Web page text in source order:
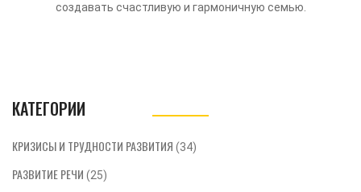
создавать счастливую и гармоничную семью.
КАТЕГОРИИ
КРИЗИСЫ И ТРУДНОСТИ РАЗВИТИЯ (34)
РАЗВИТИЕ РЕЧИ (25)